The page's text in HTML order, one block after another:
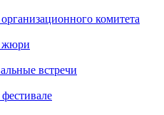
комитета
жюри
встречи